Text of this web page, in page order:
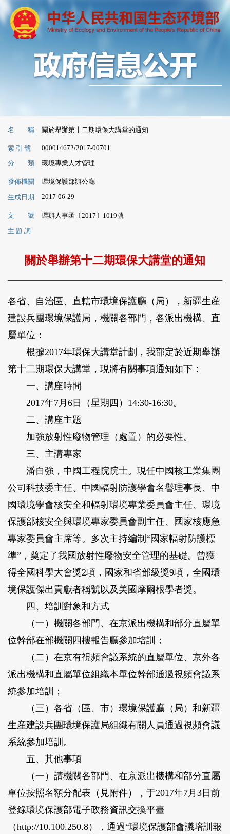
名 稱 關於舉辦第十二期環保大講堂的通知
索 引 號 000014672/2017-00701
分 類 環境專業人才管理
發佈機關
環境保護部辦公廳
生成日期
2017-06-29
文 號
環辦人事函〔2017〕1019號
主 題 詞
關於舉辦第十二期環保大講堂的通知
各省、自治區、直轄市環境保護廳（局），新疆生産
建設兵團環境保護局，機關各部門，各派出機構、直
屬單位：
根據2017年環保大講堂計劃，我部定於近期舉辦
第十二期環保大講堂，現將有關事項通知如下：
一、講座時間
2017年7月6日（星期四）14:30-16:30。
二、講座主題
加強放射性廢物管理（處置）的必要性。
三、主講專家
潘自強，中國工程院院士。現任中國核工業集團
公司科技委主任、中國輻射防護學會名譽理事長、中
國環境學會核安全和輻射環境專業委員會主任、環境
保護部核安全與環境專家委員會副主任、國家核應急
專家委員會主席等。多次主持編制“國家輻射防護標
準”，奠定了我國放射性廢物安全管理的基礎。曾獲
得全國科學大會獎2項，國家和省部級獎9項，全國環
境保護傑出貢獻者稱號以及美國摩爾根學者獎。
四、培訓對象和方式
（一）機關各部門、在京派出機構和部分直屬單
位幹部在部機關四樓報告廳參加培訓；
（二）在京有視頻會議系統的直屬單位、京外各
派出機構和直屬單位組織本單位幹部通過視頻會議系
統參加培訓；
（三）各省（區、市）環境保護廳（局）和新疆
生産建設兵團環境保護局組織有關人員通過視頻會議
系統參加培訓。
五、其他事項
（一）請機關各部門、在京派出機構和部分直屬
單位按照名額分配表（見附件），于2017年7月3日前
登錄環境保護部電子政務資訊交換平臺
（http://10.100.250.8），通過“環境保護部會議培訓報